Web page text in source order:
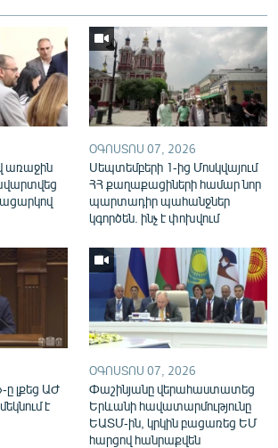
բոլոր կայքերը
առաջին
ՕԳՈՍՏՈՍ 07, 2026
Սեպտեմբերի 1-ից Մոսկվայում
ՀՀ քաղաքացիների համար նոր
պարտադիր պահանջներ
կգործեն. ինչ է փոխվում
լքեց ԱԺ
է
ՕԳՈՍՏՈՍ 07, 2026
Փաշինյանը վերահաստատեց
Երևանի հավատարմությունը
ԵԱՏՄ-ին, կրկին բացառեց ԵՄ
հարցով հանրաքվեն